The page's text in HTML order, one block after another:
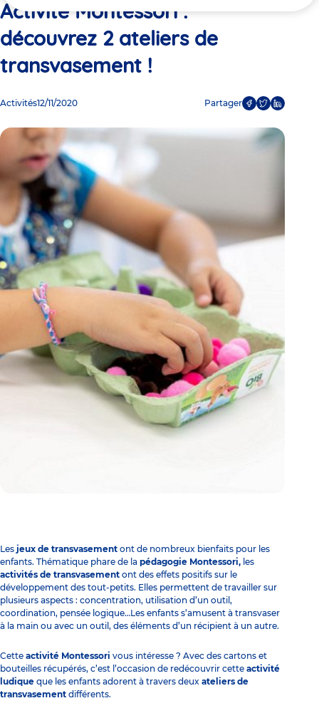
ici
Activité Montessori :
découvrez 2 ateliers de
transvasement !
Activités12/11/2020 Partager
Les jeux de transvasement ont de nombreux bienfaits pour les
enfants. Thématique phare de la pédagogie Montessori, les
activités de transvasement ont des effets positifs sur le
développement des tout-petits. Elles permettent de travailler sur
plusieurs aspects : concentration, utilisation d’un outil,
coordination, pensée logique…Les enfants s’amusent à transvaser
à la main ou avec un outil, des éléments d’un récipient à un autre.
Cette activité Montessori vous intéresse ? Avec des cartons et
bouteilles récupérés, c’est l’occasion de redécouvrir cette activité
ludique que les enfants adorent à travers deux ateliers de
transvasement différents.